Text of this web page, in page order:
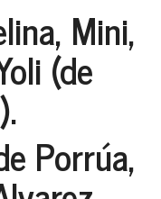
Mini,
(de
Porrúa,